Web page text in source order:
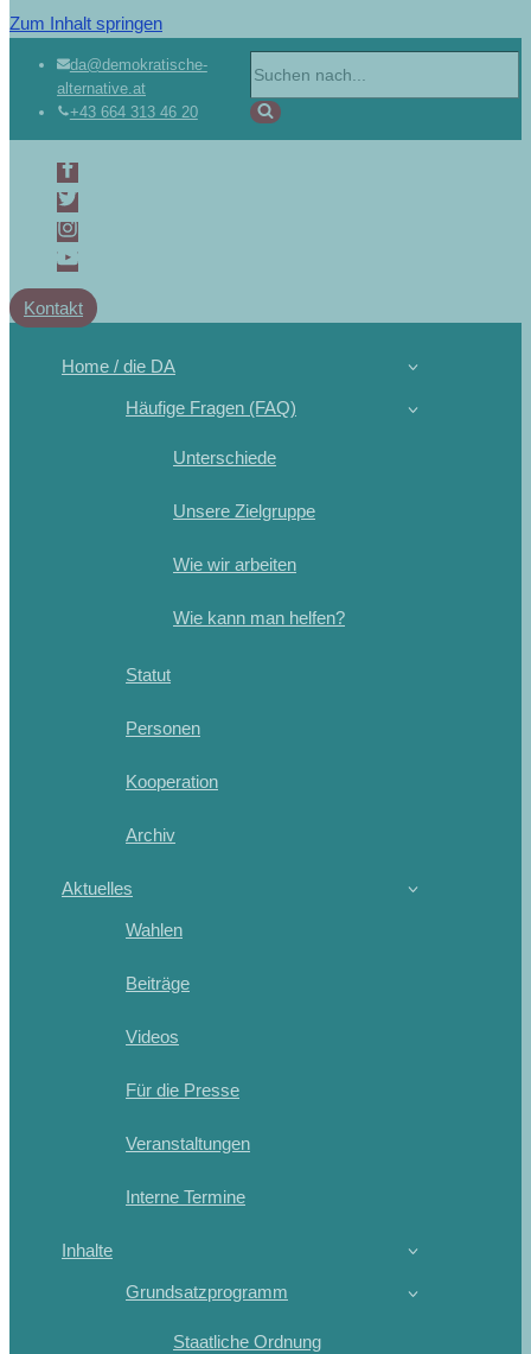
Zum Inhalt springen
da@demokratische-
alternative.at
+43 664 313 46 20
Suchen
nach …
Kontakt
Home / die DA
Häufige Fragen (FAQ)
Unterschiede
Unsere Zielgruppe
Wie wir arbeiten
Wie kann man helfen?
Statut
Personen
Kooperation
Archiv
Aktuelles
Wahlen
Beiträge
Videos
Für die Presse
Veranstaltungen
Interne Termine
Inhalte
Grundsatzprogramm
Staatliche Ordnung